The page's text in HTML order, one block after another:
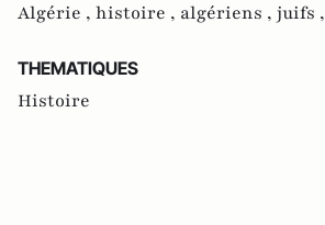
Algérie , histoire , algériens , juifs ,
THEMATIQUES
Histoire